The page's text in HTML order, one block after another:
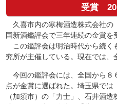
受賞
久喜市内の寒梅酒造株式会社の
国新酒鑑評会で三年連続の金賞を
この鑑評会は明治時代から続く
究所が主催している。現在では、
今回の鑑評会には、全国から８
点が金賞に選ばれた。埼玉県で
（加須市）の「力士」、石井酒